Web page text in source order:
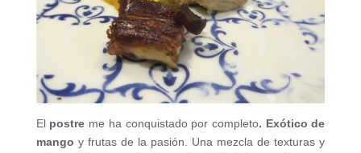
El postre me ha conquistado por completo. Exótico de
mango y frutas de la pasión. Una mezcla de texturas y